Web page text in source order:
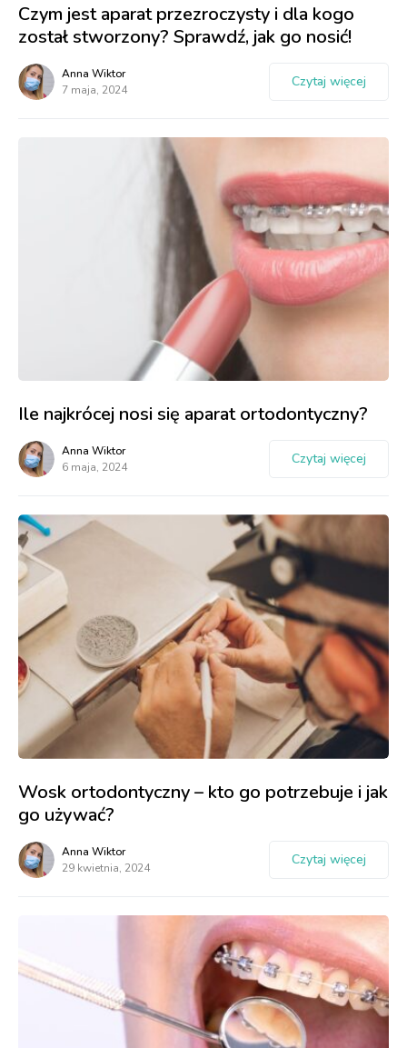
Czym jest aparat przezroczysty i dla kogo
został stworzony? Sprawdź, jak go nosić!
Anna Wiktor
7 maja, 2024
Czytaj więcej
Ile najkrócej nosi się aparat ortodontyczny?
Anna Wiktor
6 maja, 2024
Czytaj więcej
Wosk ortodontyczny – kto go potrzebuje i jak
go używać?
Anna Wiktor
29 kwietnia, 2024
Czytaj więcej